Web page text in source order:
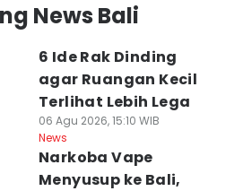
News Bali
6 Ide Rak Dinding
agar Ruangan Kecil
Terlihat Lebih Lega
06 Agu 2026, 15:10 WIB
News
Narkoba Vape
Menyusup ke Bali,